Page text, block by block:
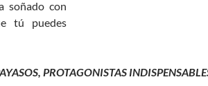
soñado con
tú puedes
PROTAGONISTAS